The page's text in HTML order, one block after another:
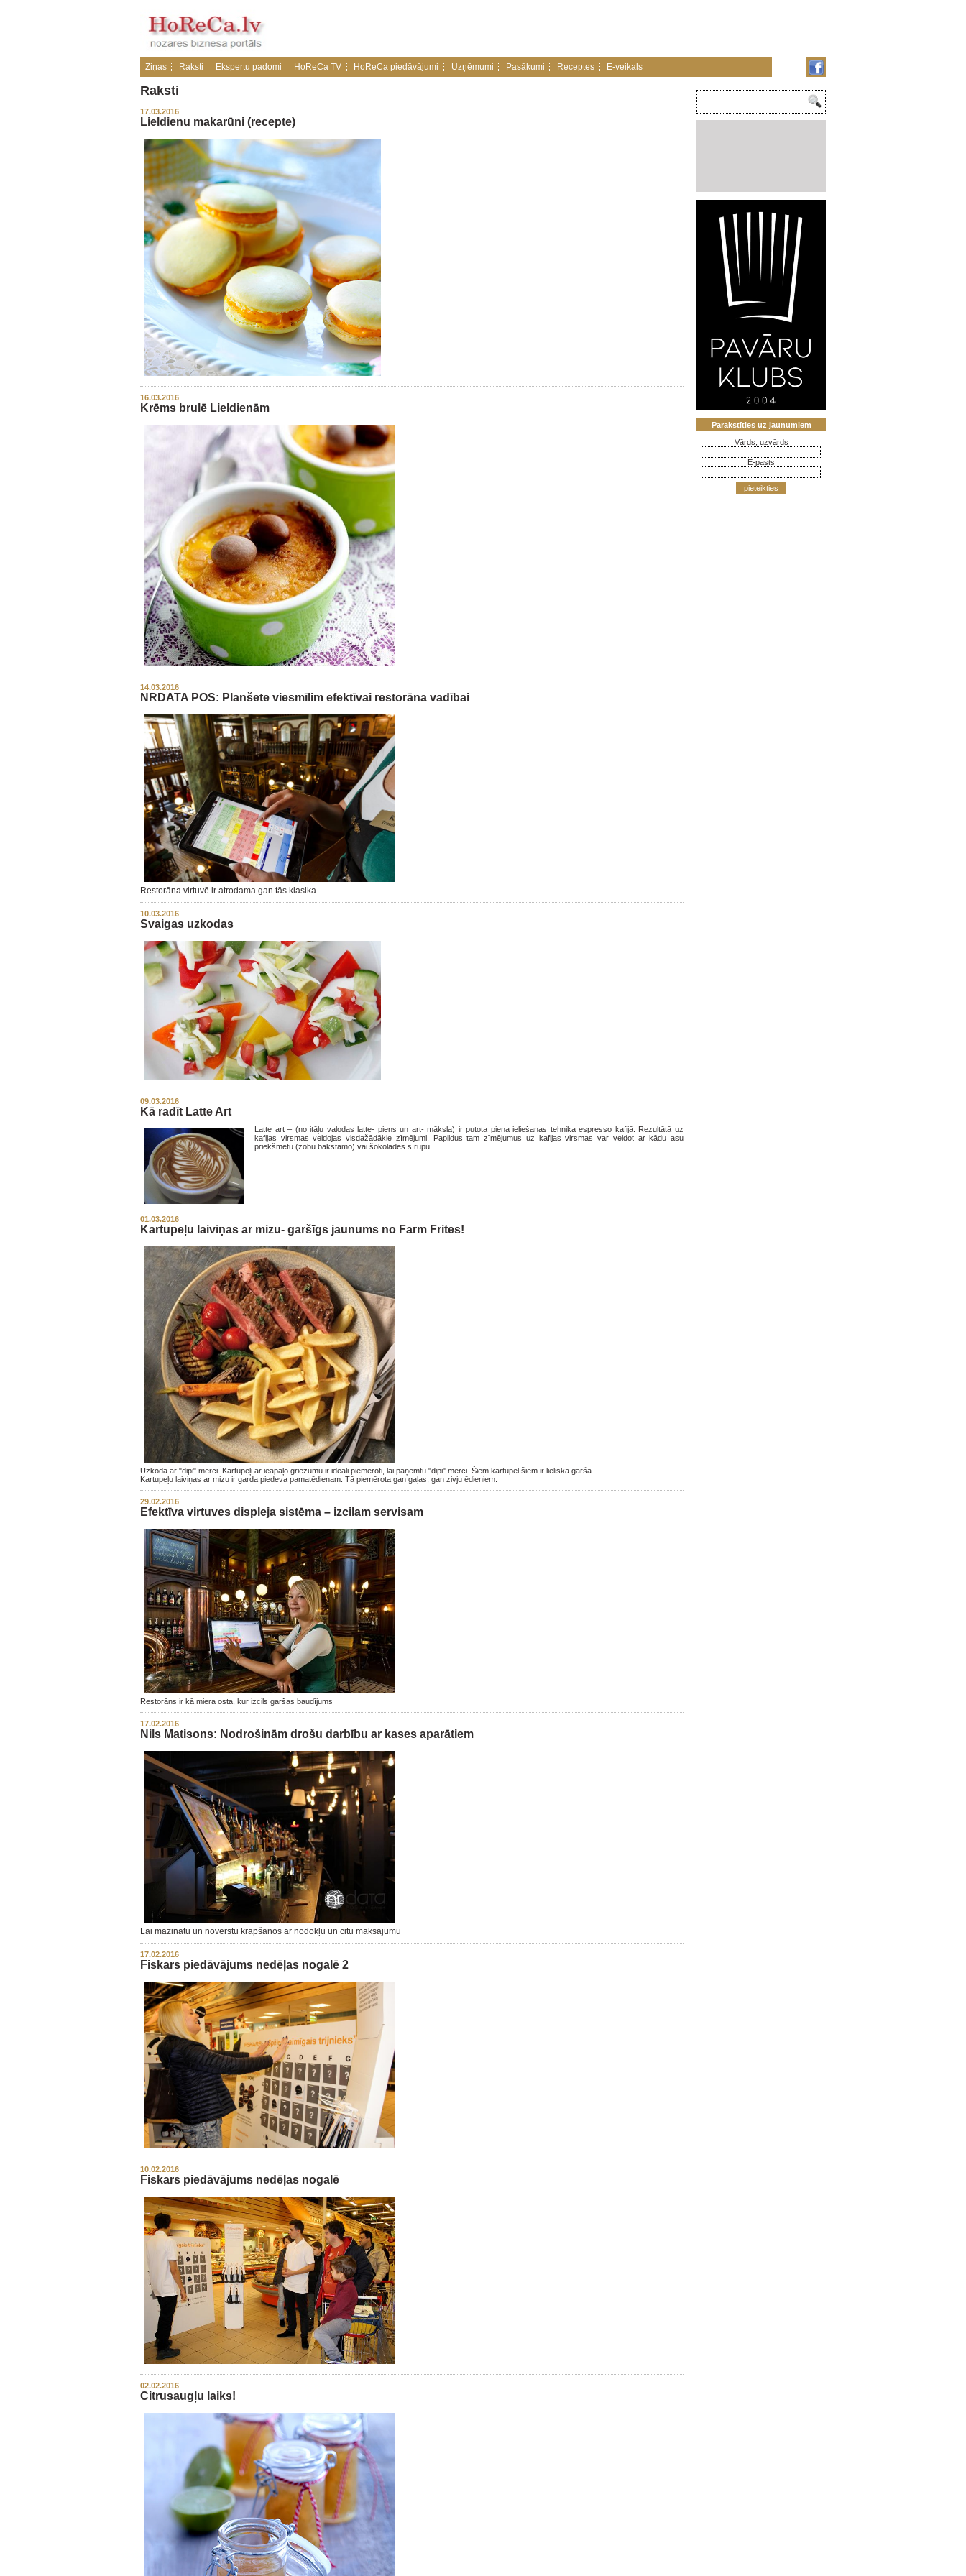
Ziņas Raksti Ekspertu padomi HoReCa TV HoReCa piedāvājumi Uzņēmumi Pasākumi Receptes E-veikals
Raksti
17.03.2016
Lieldienu makarūni (recepte)
16.03.2016
Krēms brulē Lieldienām
14.03.2016
NRDATA POS: Planšete viesmīlim efektīvai restorāna vadībai
Restorāna virtuvē ir atrodama gan tās klasika
10.03.2016
Svaigas uzkodas
09.03.2016
Kā radīt Latte Art
Latte art – (no itāļu valodas latte- piens un art- māksla) ir putota piena ieliešanas tehnika espresso kafijā. Rezultātā uz
kafijas virsmas veidojas visdažādākie zīmējumi. Papildus tam zīmējumus uz kafijas virsmas var veidot ar kādu asu
priekšmetu (zobu bakstāmo) vai šokolādes sīrupu.
01.03.2016
Kartupeļu laiviņas ar mizu- garšīgs jaunums no Farm Frites!
Uzkoda ar "dipi" mērci. Kartupeļi ar ieapaļo griezumu ir ideāli piemēroti, lai paņemtu "dipi" mērci. Šiem kartupelīšiem ir lieliska garša.
Kartupeļu laiviņas ar mizu ir garda piedeva pamatēdienam. Tā piemērota gan gaļas, gan zivju ēdieniem.
29.02.2016
Efektīva virtuves displeja sistēma – izcilam servisam
Restorāns ir kā miera osta, kur izcils garšas baudījums
17.02.2016
Nils Matisons: Nodrošinām drošu darbību ar kases aparātiem
Lai mazinātu un novērstu krāpšanos ar nodokļu un citu maksājumu
17.02.2016
Fiskars piedāvājums nedēļas nogalē 2
10.02.2016
Fiskars piedāvājums nedēļas nogalē
02.02.2016
Citrusaugļu laiks!
Parakstīties uz jaunumiem
Vārds, uzvārds
E-pasts
pieteikties